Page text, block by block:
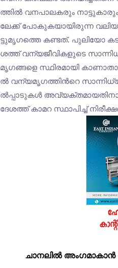
ത്തി​ല്‍ വ​ന​പാ​ല​ക​രും നാ​ട്ടു​കാ​രും
ലേ​ക്ക് പോ​കു​ക​യാ​യി​രു​ന്ന
ട്ടു​മൃ​ഗ​ത്തെ ക​ണ്ട​ത്. പു​ലി​യോ
ശ​ത്ത് വ​ന്യ​ജീ​വി​ക​ളു​ടെ
മൃ​ഗ​ങ്ങ​ളെ സ്ഥി​ര​മാ​യി
ല്‍ വ​ന്യ​മൃ​ഗ​ത്തി​ന്‍റെ
ല്‍​പ്പാ​ടു​ക​ള്‍
ദേ​ശ​ത്ത് കാ​മ​റ സ്ഥാ​പി​ച്ച്
ചാനലിൽ അംഗമാകാൻ